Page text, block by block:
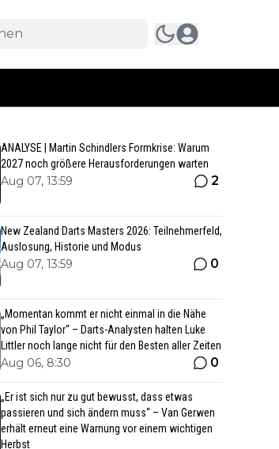
ANALYSE | Martin Schindlers Formkrise: Warum
2027 noch größere Herausforderungen warten
Aug 07, 13:59 2
New Zealand Darts Masters 2026: Teilnehmerfeld,
Auslosung, Historie und Modus
Aug 07, 13:59 0
„Momentan kommt er nicht einmal in die Nähe
von Phil Taylor“ – Darts-Analysten halten Luke
Littler noch lange nicht für den Besten aller Zeiten
Aug 06, 8:30 0
„Er ist sich nur zu gut bewusst, dass etwas
passieren und sich ändern muss“ – Van Gerwen
erhält erneut eine Warnung vor einem wichtigen
Herbst